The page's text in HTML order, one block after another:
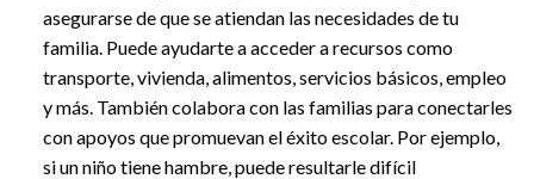
asegurarse de que se atiendan las necesidades de tu
familia. Puede ayudarte a acceder a recursos como
transporte, vivienda, alimentos, servicios básicos, empleo
y más. También colabora con las familias para conectarles
con apoyos que promuevan el éxito escolar. Por ejemplo,
si un niño tiene hambre, puede resultarle difícil